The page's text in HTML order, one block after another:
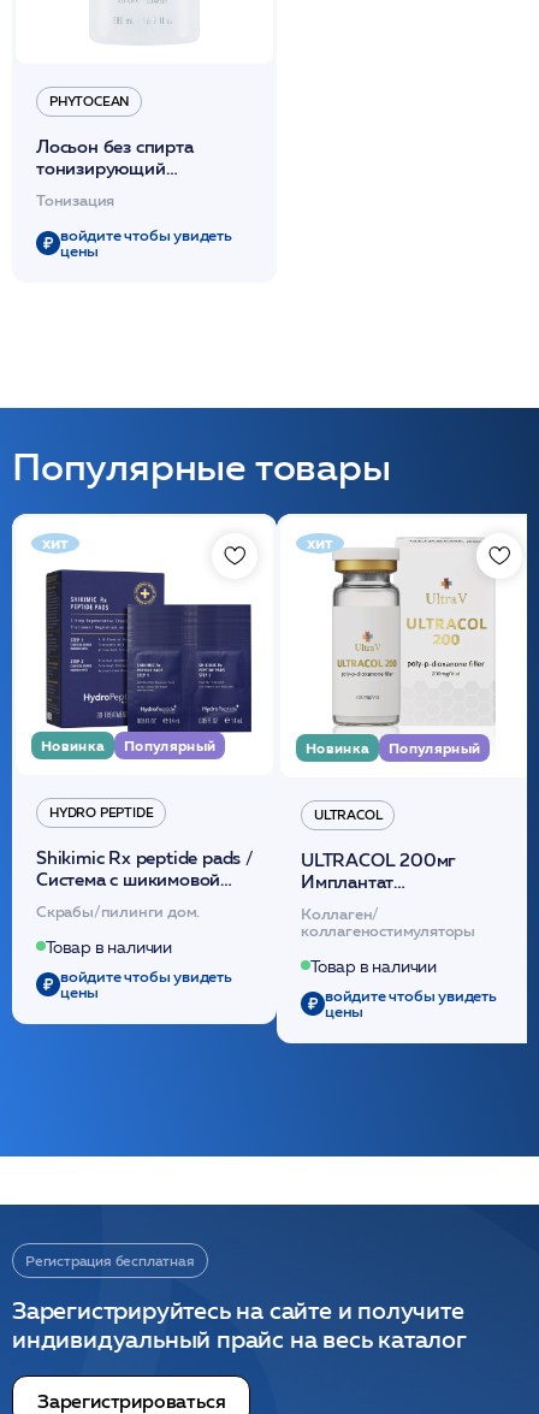
PHYTOCEAN
Лосьон без спирта
тонизирующий
/PHYTOCEAN
Тонизация
войдите чтобы увидеть
цены
Популярные товары
хит
Новинка Популярный
HYDRO PEPTIDE
Shikimic Rx peptide pads /
Cистема с шикимовой
кислотой обновляющая
(30шт) /HP
Скрабы/пилинги дом.
Товар в наличии
войдите чтобы увидеть
цены
хит
Новинка Популярный
ULTRACOL
ULTRACOL 200мг
Имплантат
внутридермальный,
стерильный на основе
полидиоксанона
/ULTRACOL
Коллаген/
коллагеностимуляторы
Товар в наличии
войдите чтобы увидеть
цены
Регистрация бесплатная
Зарегистрируйтесь на сайте и получите
индивидуальный прайс на весь каталог
Зарегистрироваться